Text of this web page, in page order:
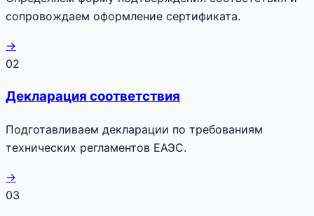
сопровождаем оформление сертификата.
→
02
Декларация соответствия
Подготавливаем декларации по требованиям
технических регламентов ЕАЭС.
→
03